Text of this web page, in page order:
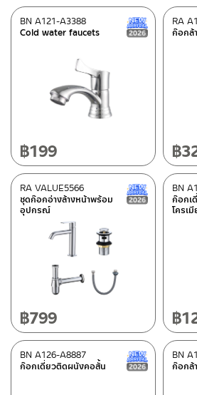
RASLAND
(106)
Category
ก๊อกล้างหน้าพร้อมอุปกรณ์
ก๊อกคอสั้น / ก๊อกสนาม
(17)
(88)
Basin faucet HIGH/TALL
ก๊อกล้างหน้าน้ำเย็นแบบเซ็นเซอร์
Material
สแตนเลส เกรด 304
ซิงค์
Please look up from the details
Zinc (42)
latest
Cold water faucets
BN A121-A3388 New
฿199
ก๊อกล้
RA
฿
ชุดก๊อกอ่างล้างหน้าพร้อม
อุปกรณ์
RA VALUE5566 New
฿799
ก๊อกเ
โครเ
BN
฿
ก๊อกเดี่ยวติดผนังคอสั้น
BN A126-A8887 New
ก๊อกล้
BN